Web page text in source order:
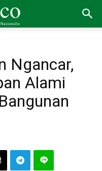
Ngancar,
Alami